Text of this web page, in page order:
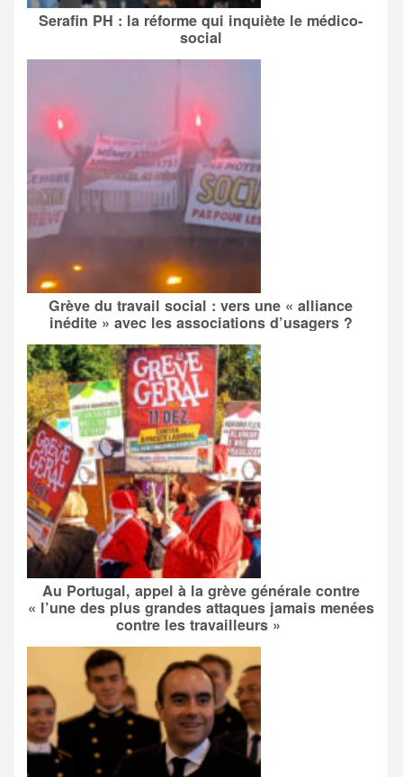
Serafin PH : la réforme qui inquiète le médico-
social
Grève du travail social : vers une « alliance
inédite » avec les associations d’usagers ?
Au Portugal, appel à la grève générale contre
« l’une des plus grandes attaques jamais menées
contre les travailleurs »